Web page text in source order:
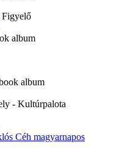
Figyelő
album
album
- Kultúrpalota
Céh magyarnapos